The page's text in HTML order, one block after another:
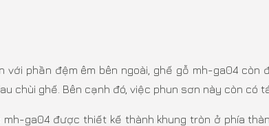
với phần đệm êm bên ngoài, ghế gỗ mh-ga04
chùi ghế. Bên cạnh đó, việc phun sơn này còn
ga04 được thiết kế thành khung tròn ở phía